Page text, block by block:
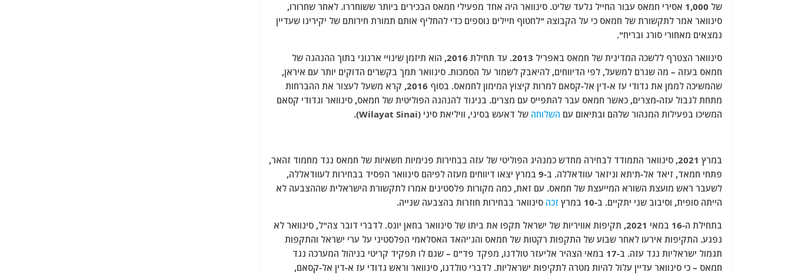
של 1,000 אסירי חמאס עבור החייל גלעד שליט. סינוואר היה אחד מפעילי חמאס הבכירים ביותר ששוחררו. לאחר שחרורו,
סינוואר אמר לתקשורת של חמאס כי על הקבוצה "לחטוף חיילים נוספים כדי להחליף אותם תמורת חירותם של יקירינו שעדיין
נמצאים מאחורי סורג ובריח".
סינוואר הצטרף ללשכה המדינית של חמאס באפריל 2013. עד תחילת 2016, הוא תיזמן שינויי ארגוני בתוך ההנהגה של
חמאס בעזה – מה שגרם למשעל, לפי הדיווחים, להיאבק לשמור על הסמכות. סינוואר תמך בקשרים הדוקים יותר עם איראן,
שהמשיכה לממן את גדודי עז א-דין אל-קסאם למרות קיצוץ המימון לחמאס. בסוף 2016, קרא משעל לעצור את ההברחות
מתחת לגבול עזה-מצרים, כאשר חמאס עבר להתפייס עם מצרים. בניגוד להנהגה הפוליטית של חמאס, סינוואר וגדודי קסאם
המשיכו בפעילות המנהור שלהם ובתיאום עם השלוחה של דאעש בסיני, וויליאת סיני (Wilayat Sinai).
במרץ 2021, סינוואר התמודד לבחירה מחדש כמנהיג הפוליטי של עזה בבחירות פנימיות חשאיות של חמאס נגד מחמוד זהאר,
פתחי חמאד, זיאד אל-ת'תא וניזאר עוודאללה. ב-9 במרץ יצאו דיווחים מעזה לפיהם סינוואר הפסיד בבחירות לעוודאללה,
לשעבר ראש מועצת השורא המייעצת של חמאס. עם זאת, כמה מקורות פלסטינים אמרו לתקשורת הישראלית שההצבעה לא
הייתה סופית, וסיבוב שני יתקיים. ב-10 במרץ
זכה סינוואר בבחירות חוזרות בהצבעה שנייה.
בתחילת ה-16 במאי 2021, תקיפות אוויריות של ישראל תקפו את ביתו של סינוואר בחאן יונס. לדברי דובר צה"ל, סינוואר לא
נפגע. התקיפות אירעו לאחר שבוע של התקפות רקטות של חמאס והג'יהאד האסלאמי הפלסטיני על ערי ישראל והתקפות
תגמול ישראליות נגד עזה. ב-17 במאי הצהיר אליעזר טולדנו, מפקד פד"ם – שגם לו תפקיד קריטי בניהול המערכה נגד
חמאס – כי סינוואר עדיין עלול להיות מטרה לתקיפות ישראליות. לדברי טולדנו, סינוואר וראש גדודי עז א-דין אל-קסאם,